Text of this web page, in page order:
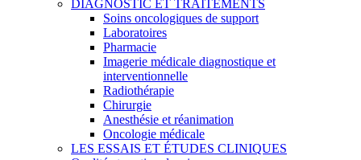
DIAGNOSTIC ET TRAITEMENTS
Soins oncologiques de support
Laboratoires
Pharmacie
Imagerie médicale diagnostique et
interventionnelle
Radiothérapie
Chirurgie
Anesthésie et réanimation
Oncologie médicale
LES ESSAIS ET ÉTUDES CLINIQUES